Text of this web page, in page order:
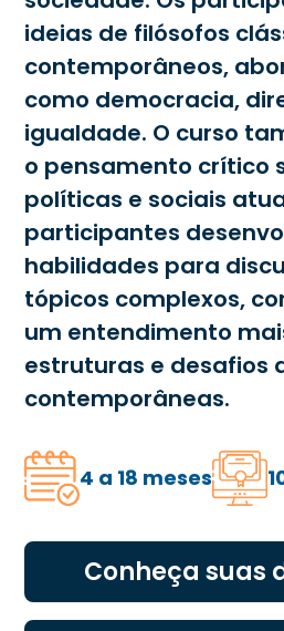
ideias de filósofos
contemporâneos,
como democracia,
igualdade. O curso
o pensamento crítico
políticas e sociais
participantes
habilidades para
tópicos complexos,
um entendimento
estruturas e desafios
contemporâneas.
4 a 18 meses
Conheça suas